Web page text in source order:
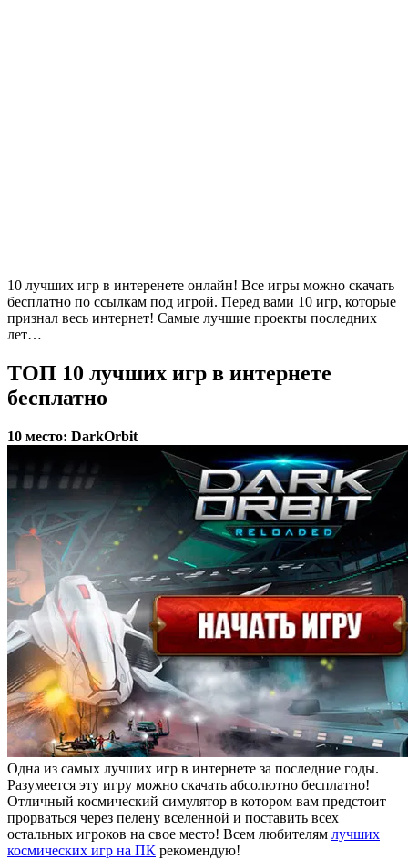
10 лучших игр в интеренете онлайн! Все игры можно скачать
бесплатно по ссылкам под игрой. Перед вами 10 игр, которые
признал весь интернет! Самые лучшие проекты последних
лет…
ТОП 10 лучших игр в интернете
бесплатно
10 место: DarkOrbit
Одна из самых лучших игр в интернете за последние годы.
Разумеется эту игру можно скачать абсолютно бесплатно!
Отличный космический симулятор в котором вам предстоит
прорваться через пелену вселенной и поставить всех
остальных игроков на свое место! Всем любителям лучших
космических игр на ПК рекомендую!